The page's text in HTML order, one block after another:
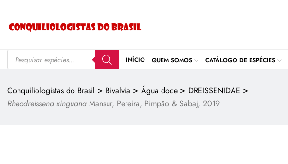
INÍCIO QUEM SOMOS CATÁLOGO DE ESPÉCIES
Conquiliologistas do Brasil > Bivalvia > Água doce > DREISSENIDAE >
Rheodreissena xinguana Mansur, Pereira, Pimpão & Sabaj, 2019